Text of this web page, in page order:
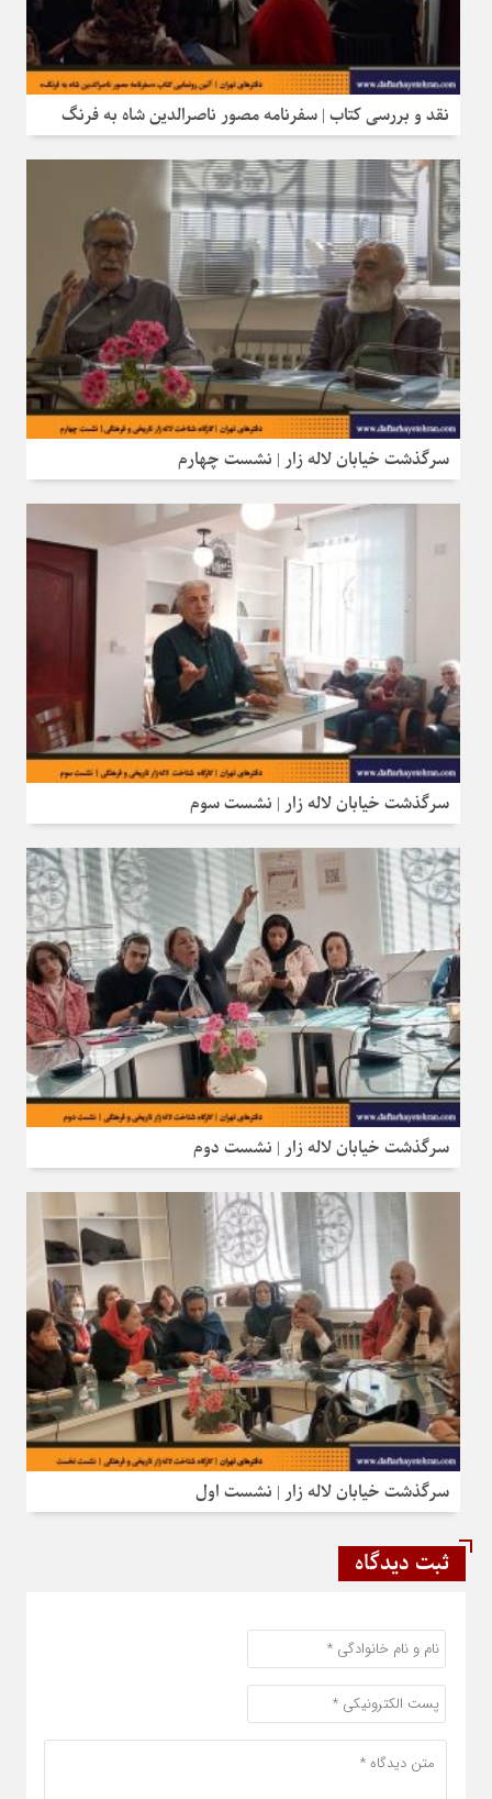
نقد و بررسی کتاب | سفرنامه مصور ناصرالدین شاه به فرنگ
سرگذشت خیابان لاله‌ زار | نشست چهارم
سرگذشت خیابان لاله‌ زار | نشست سوم
سرگذشت خیابان لاله‌ زار | نشست دوم
سرگذشت خیابان لاله‌ زار | نشست اول
ثبت دیدگاه